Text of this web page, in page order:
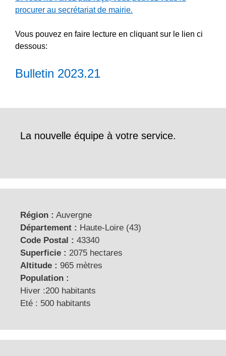
procurer au secrétariat de mairie.
Vous pouvez en faire lecture en cliquant sur le lien ci
dessous:
Bulletin 2023.21
La nouvelle équipe à votre service.
Région : Auvergne
Département : Haute-Loire (43)
Code Postal : 43340
Superficie : 2075 hectares
Altitude : 965 mètres
Population :
Hiver :200 habitants
Eté : 500 habitants